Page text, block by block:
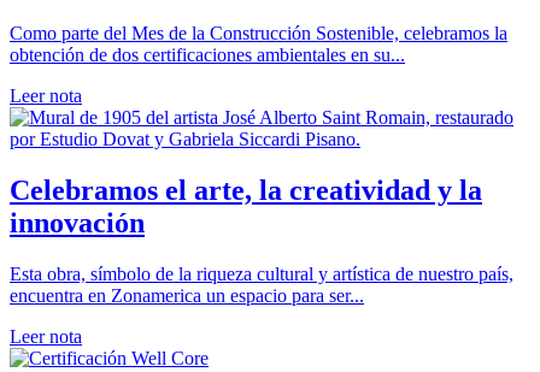
Como parte del Mes de la Construcción Sostenible, celebramos la
obtención de dos certificaciones ambientales en su...
Leer nota
Celebramos el arte, la creatividad y la
innovación
Esta obra, símbolo de la riqueza cultural y artística de nuestro país,
encuentra en Zonamerica un espacio para ser...
Leer nota